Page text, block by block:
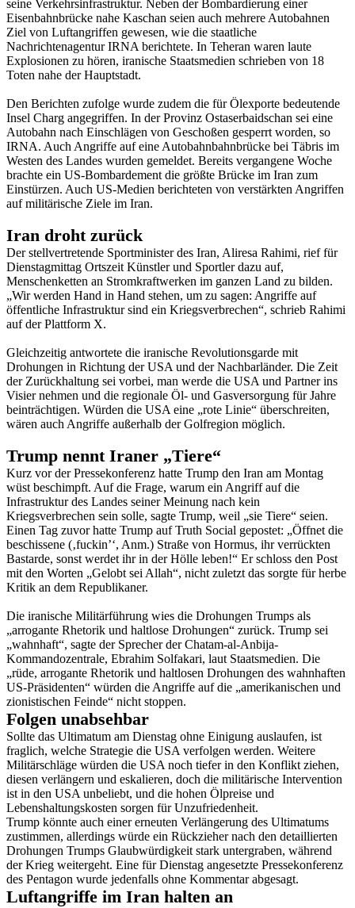
seine Verkehrsinfrastruktur. Neben der Bombardierung einer
Eisenbahnbrücke nahe Kaschan seien auch mehrere Autobahnen
Ziel von Luftangriffen gewesen, wie die staatliche
Nachrichtenagentur IRNA berichtete. In Teheran waren laute
Explosionen zu hören, iranische Staatsmedien schrieben von 18
Toten nahe der Hauptstadt.
Den Berichten zufolge wurde zudem die für Ölexporte bedeutende
Insel Charg angegriffen. In der Provinz Ostaserbaidschan sei eine
Autobahn nach Einschlägen von Geschoßen gesperrt worden, so
IRNA. Auch Angriffe auf eine Autobahnbahnbrücke bei Täbris im
Westen des Landes wurden gemeldet. Bereits vergangene Woche
brachte ein US-Bombardement die größte Brücke im Iran zum
Einstürzen. Auch US-Medien berichteten von verstärkten Angriffen
auf militärische Ziele im Iran.
Iran droht zurück
Der stellvertretende Sportminister des Iran, Aliresa Rahimi, rief für
Dienstagmittag Ortszeit Künstler und Sportler dazu auf,
Menschenketten an Stromkraftwerken im ganzen Land zu bilden.
„Wir werden Hand in Hand stehen, um zu sagen: Angriffe auf
öffentliche Infrastruktur sind ein Kriegsverbrechen“, schrieb Rahimi
auf der Plattform X.
Gleichzeitig antwortete die iranische Revolutionsgarde mit
Drohungen in Richtung der USA und der Nachbarländer. Die Zeit
der Zurückhaltung sei vorbei, man werde die USA und Partner ins
Visier nehmen und die regionale Öl- und Gasversorgung für Jahre
beinträchtigen. Würden die USA eine „rote Linie“ überschreiten,
wären auch Angriffe außerhalb der Golfregion möglich.
Trump nennt Iraner „Tiere“
Kurz vor der Pressekonferenz hatte Trump den Iran am Montag
wüst beschimpft. Auf die Frage, warum ein Angriff auf die
Infrastruktur des Landes seiner Meinung nach kein
Kriegsverbrechen sein solle, sagte Trump, weil „sie Tiere“ seien.
Einen Tag zuvor hatte Trump auf Truth Social gepostet: „Öffnet die
beschissene (‚fuckin’‘, Anm.) Straße von Hormus, ihr verrückten
Bastarde, sonst werdet ihr in der Hölle leben!“ Er schloss den Post
mit den Worten „Gelobt sei Allah“, nicht zuletzt das sorgte für herbe
Kritik an dem Republikaner.
Die iranische Militärführung wies die Drohungen Trumps als
„arrogante Rhetorik und haltlose Drohungen“ zurück. Trump sei
„wahnhaft“, sagte der Sprecher der Chatam-al-Anbija-
Kommandozentrale, Ebrahim Solfakari, laut Staatsmedien. Die
„rüde, arrogante Rhetorik und haltlosen Drohungen des wahnhaften
US-Präsidenten“ würden die Angriffe auf die „amerikanischen und
zionistischen Feinde“ nicht stoppen.
Folgen unabsehbar
Sollte das Ultimatum am Dienstag ohne Einigung auslaufen, ist
fraglich, welche Strategie die USA verfolgen werden. Weitere
Militärschläge würden die USA noch tiefer in den Konflikt ziehen,
diesen verlängern und eskalieren, doch die militärische Intervention
ist in den USA unbeliebt, und die hohen Ölpreise und
Lebenshaltungskosten sorgen für Unzufriedenheit.
Trump könnte auch einer erneuten Verlängerung des Ultimatums
zustimmen, allerdings würde ein Rückzieher nach den detaillierten
Drohungen Trumps Glaubwürdigkeit stark untergraben, während
der Krieg weitergeht. Eine für Dienstag angesetzte Pressekonferenz
des Pentagon wurde jedenfalls ohne Kommentar abgesagt.
Luftangriffe im Iran halten an